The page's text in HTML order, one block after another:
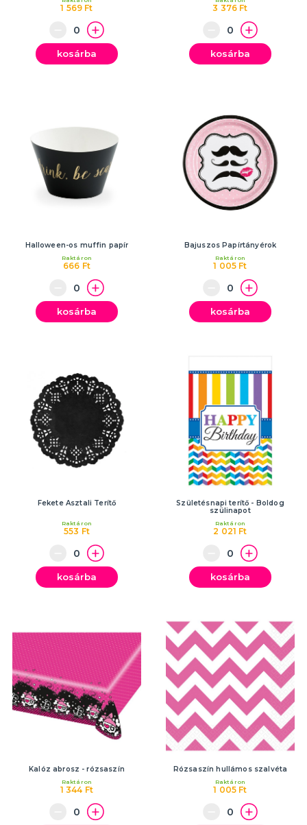
1 569 Ft
kosárba
3 376 Ft
kosárba
Halloween-os muffin papír
666 Ft
Raktáron
kosárba
Bajuszos Papírtányérok
1 005 Ft
Raktáron
kosárba
Fekete Asztali Terítő
553 Ft
Raktáron
kosárba
Születésnapi terítő - Boldog
szülinapot
2 021 Ft
Raktáron
kosárba
Kalóz abrosz - rózsaszín
1 344 Ft
Raktáron
Rózsaszín hullámos szalvéta
1 005 Ft
Raktáron